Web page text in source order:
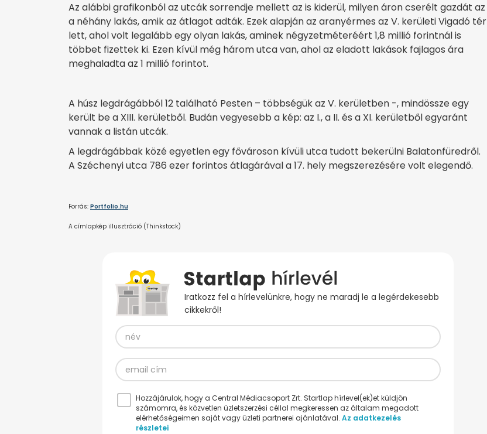
Az alábbi grafikonból az utcák sorrendje mellett az is kiderül, milyen áron cserélt gazdát az
a néhány lakás, amik az átlagot adták. Ezek alapján az aranyérmes az V. kerületi Vigadó tér
lett, ahol volt legalább egy olyan lakás, aminek négyzetméteréért 1,8 millió forintnál is
többet fizettek ki. Ezen kívül még három utca van, ahol az eladott lakások fajlagos ára
meghaladta az 1 millió forintot.
A húsz legdrágábból 12 található Pesten – többségük az V. kerületben -, mindössze egy
került be a XIII. kerületből. Budán vegyesebb a kép: az I., a II. és a XI. kerületből egyaránt
vannak a listán utcák.
A legdrágábbak közé egyetlen egy fővároson kívüli utca tudott bekerülni Balatonfüredről.
A Széchenyi utca 786 ezer forintos átlagárával a 17. hely megszerezésére volt elegendő.
Forrás: Portfolio.hu
A címlapkép illusztráció (Thinkstock)
Iratkozz fel a hírlevelünkre, hogy ne maradj le a legérdekesebb
cikkekről!
Hozzájárulok, hogy a Central Médiacsoport Zrt. Startlap hírlevel(ek)et küldjön
számomra, és közvetlen üzletszerzési céllal megkeressen az általam megadott
elérhetőségeimen saját vagy üzleti partnerei ajánlatával. Az adatkezelés
részletei